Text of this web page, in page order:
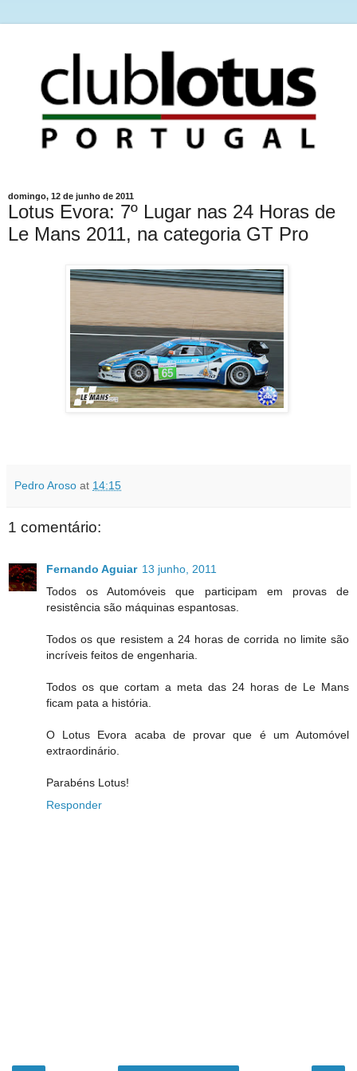
domingo, 12 de junho de 2011
Lotus Evora: 7º Lugar nas 24 Horas de
Le Mans 2011, na categoria GT Pro
Pedro Aroso at 14:15
1 comentário:
Fernando Aguiar 13 junho, 2011
Todos os Automóveis que participam em provas de
resistência são máquinas espantosas.
Todos os que resistem a 24 horas de corrida no limite são
incríveis feitos de engenharia.
Todos os que cortam a meta das 24 horas de Le Mans
ficam pata a história.
O Lotus Evora acaba de provar que é um Automóvel
extraordinário.
Parabéns Lotus!
Responder